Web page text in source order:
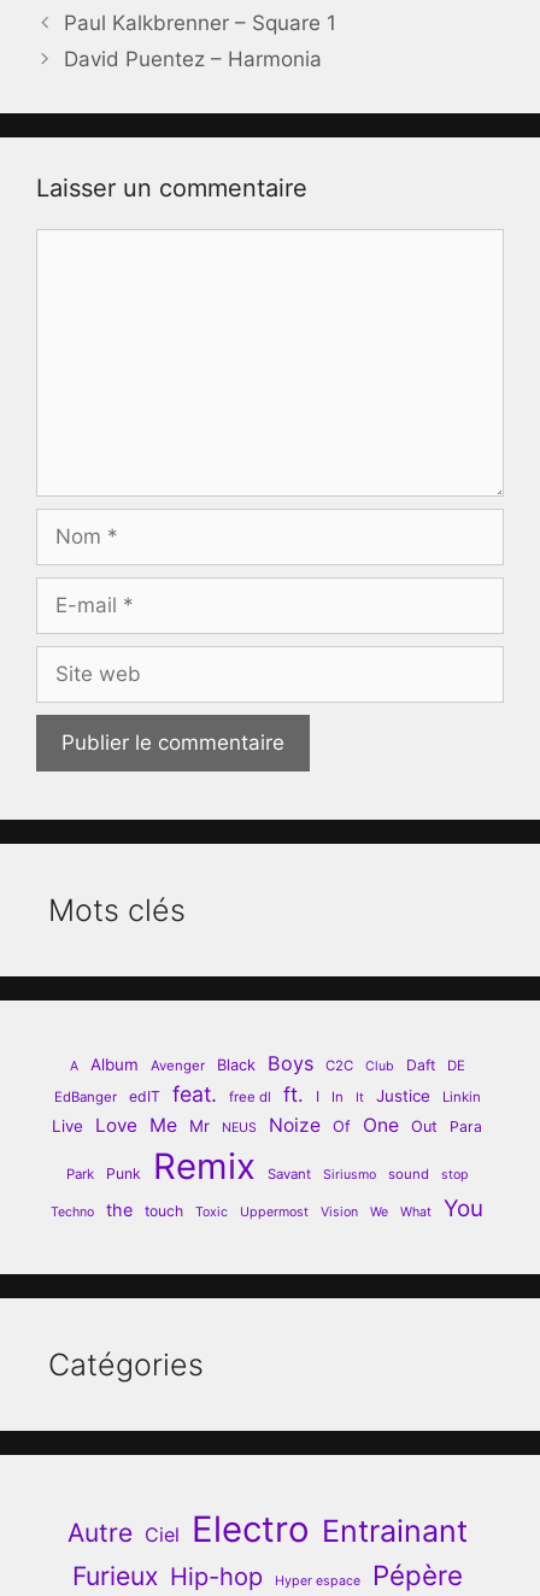
Paul Kalkbrenner – Square 1
David Puentez – Harmonia
Laisser un commentaire
mail
web
Mots clés
A Album Avenger Black Boys C2C Club Daft
DE
EdBanger
edIT feat. free dl ft. I In It Justice Linkin
Live Love Me Mr NEUS Noize Of One Out Para
Park Punk Remix Savant Siriusmo sound stop
Techno the touch Toxic Uppermost Vision We What You
Catégories
Autre Ciel Electro Entrainant
Furieux Hip-hop Hyper espace Pépère